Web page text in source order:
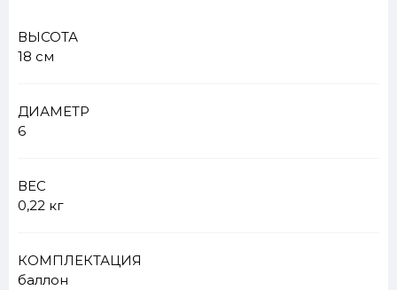
ВЫСОТА
18 см
ДИАМЕТР
6
ВЕС
0,22 кг
КОМПЛЕКТАЦИЯ
баллон